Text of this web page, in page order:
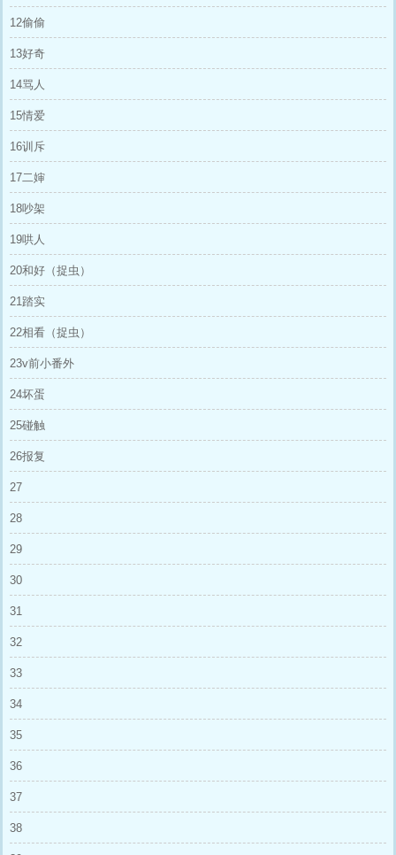
12偷偷
13好奇
14骂人
15情爱
16训斥
17二婶
18吵架
19哄人
20和好（捉虫）
21踏实
22相看（捉虫）
23v前小番外
24坏蛋
25碰触
26报复
27
28
29
30
31
32
33
34
35
36
37
38